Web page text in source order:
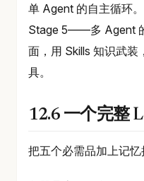
单 Agent 的自主循环
Stage 5——多 Agent
面，用 Skills 知识武
具。
12.6 一个完整
把五个必需品加上记忆